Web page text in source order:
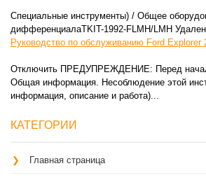
Специальные инструменты) / Общее
дифференциалаTKIT-1992-FLMH/LMH
Руководство по обслуживанию Ford
Отключить ПРЕДУПРЕЖДЕНИЕ: Перед
Общая информация. Несоблюдение этой
информация, описание и работа)...
КАТЕГОРИИ
Главная страница